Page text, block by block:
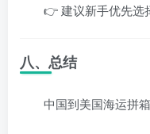
👉 建议新手优先选
八、总结
中国到美国海运拼